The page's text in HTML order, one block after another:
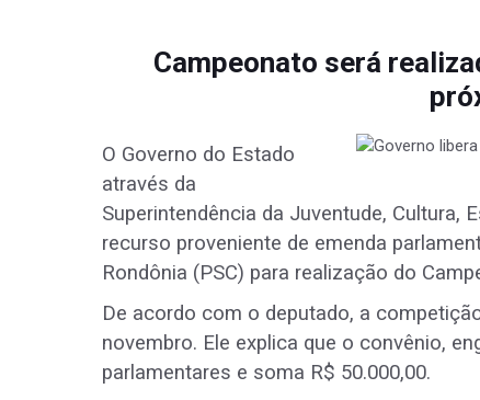
Campeonato será
O Governo do Estado
através da
Superintendência da Juventude, Cultura,
recurso proveniente de emenda
Rondônia (PSC) para realização do
De acordo com o deputado, a
novembro. Ele explica que o convênio,
parlamentares e soma R$ 50.000,00.